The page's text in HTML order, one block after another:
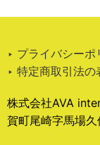
‣ プライバシーポ
‣ 特定商取引法の
株式会社AVA
賀町尾崎字馬場